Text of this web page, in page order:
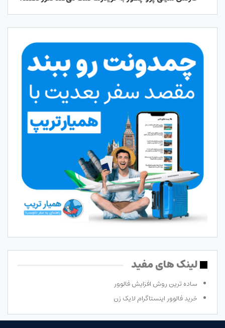
لینک های مفید
ساده ترین روش افزایش فالوور
خرید فالوور اینستاگرام لایک زن